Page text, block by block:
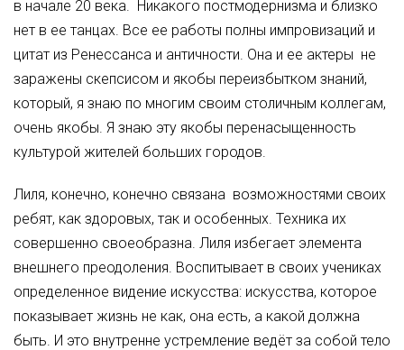
в начале 20 века. Никакого постмодернизма и близко
нет в ее танцах. Все ее работы полны импровизаций и
цитат из Ренессанса и античности. Она и ее актеры не
заражены скепсисом и якобы переизбытком знаний,
который, я знаю по многим своим столичным коллегам,
очень якобы. Я знаю эту якобы перенасыщенность
культурой жителей больших городов.
Лиля, конечно, конечно связана возможностями своих
ребят, как здоровых, так и особенных. Техника их
совершенно своеобразна. Лиля избегает элемента
внешнего преодоления. Воспитывает в своих учениках
определенное видение искусства: искусства, которое
показывает жизнь не как, она есть, а какой должна
быть. И это внутренне устремление ведёт за собой тело